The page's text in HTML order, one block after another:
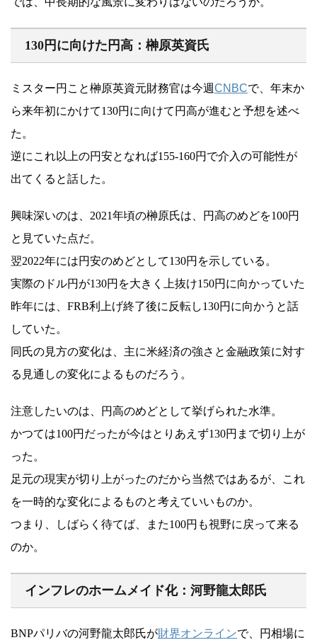
130円に向けた円高：榊原英資氏
ミスター円こと榊原英資元財務官は今週CNBCで、年末か
ら来年初にかけて130円に向けて円高が進むと予想を述べ
た。
逆にこれ以上の円安となれば155-160円で介入の可能性が
出てくると話した。
興味深いのは、2021年頃の榊原氏は、円高のめどを100円
と見ていた点だ。
翌2022年には円安のめどとして130円を示している。
実際のドル円が130円を大きく上抜け150円に向かっていた
昨年には、FRB利上げ終了後に反転し130円に向かうと話
していた。
同氏の見方の変化は、主に米経済の強さと金融政策に対す
る見通しの変化によるものだろう。
注意したいのは、円高のめどとして挙げられた水準。
かつては100円だったが今はとりあえず130円まで切り上が
った。
足元の現実が切り上がったのだから当然ではあるが、これ
を一時的な変化によるものと考えていいものか。
つまり、しばらく待てば、また100円も視野に戻って来る
のか。
インフレのホームメイド化：河野龍太郎氏
BNPパリバの河野龍太郎氏が財界オンラインで、円相場に